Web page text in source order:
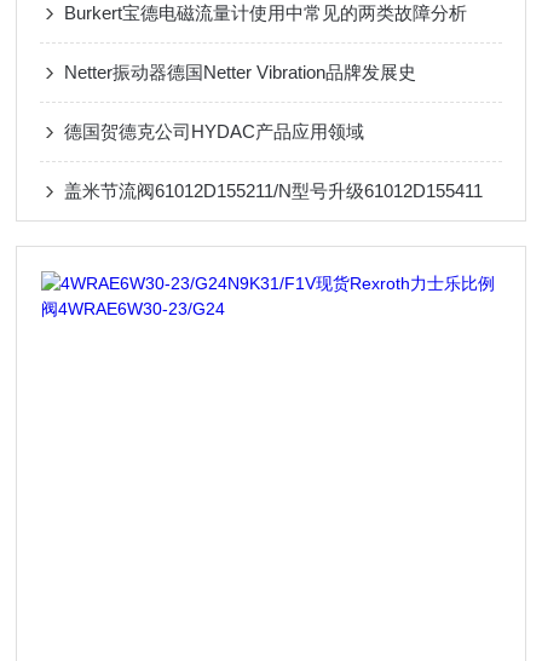
Burkert宝德电磁流量计使用中常见的两类故障分析
Netter振动器德国Netter Vibration品牌发展史
德国贺德克公司HYDAC产品应用领域
盖米节流阀61012D155211/N型号升级61012D155411